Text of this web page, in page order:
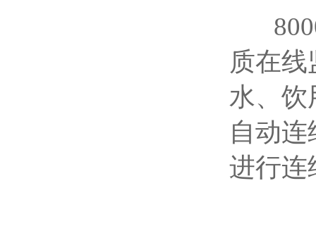
质在
水、饮
自动
进行连